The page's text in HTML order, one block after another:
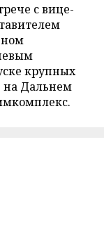
с вице-
крупных
на Дальнем